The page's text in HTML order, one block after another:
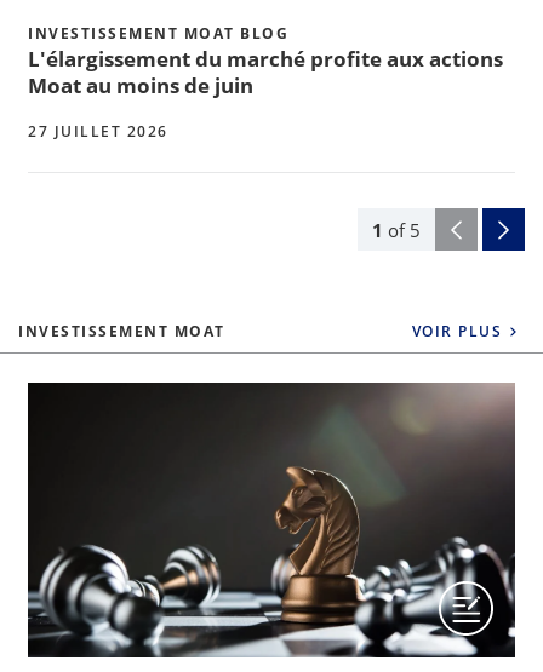
1 of 5
INVESTISSEMENT MOAT BLOG
L'élargissement du marché profite aux actions
Moat au moins de juin
27 JUILLET 2026
INVESTISSEMENT MOAT VOIR PLUS